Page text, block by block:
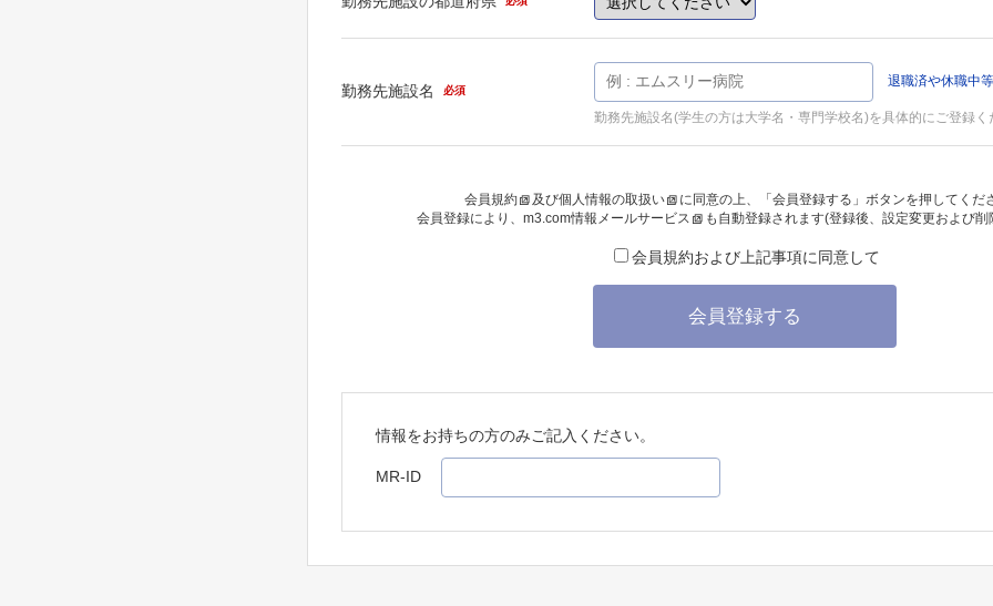
勤務先施設名 必須
退職済や休職中
勤務先施設名(学生の方は大学名・専門学校名)を具体的にご登録く
会員規約 及び個人情報の取扱い
に同意の上、「会員登録する」ボタンを押してくだ
会員登録により、 m3.com情報メールサービス も自動登録されます(登録後、設定変更および
会員規約および上記事項に同意して
会員登録する
情報をお持ちの方のみご記入ください。
MR-ID